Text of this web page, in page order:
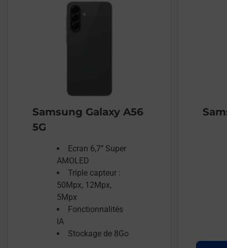
Samsung Galaxy A56
5G
Ecran 6,7’’ Super
AMOLED
Triple capteur :
50Mpx, 12Mpx,
5Mpx
Fonctionnalités
IA
Stockage de 8Go